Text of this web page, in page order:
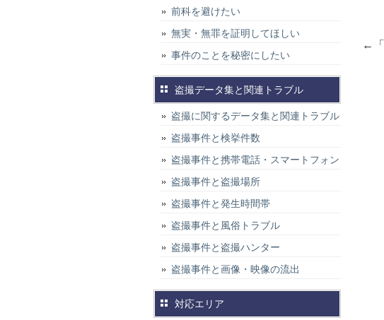
←「
前科を避けたい
無実・無罪を証明してほしい
事件のことを秘密にしたい
盗撮データ集と関連トラブル
盗撮に関するデータ集と関連トラブル
盗撮事件と検挙件数
盗撮事件と携帯電話・スマートフォン
盗撮事件と盗撮場所
盗撮事件と発生時間帯
盗撮事件と風俗トラブル
盗撮事件と盗撮ハンター
盗撮事件と画像・映像の流出
対応エリア